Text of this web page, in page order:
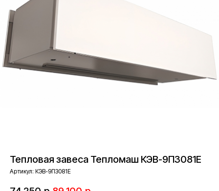
Тепловая завеса Тепломаш КЭВ-9П3081E
Артикул: КЭВ-9П3081Е